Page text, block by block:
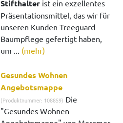
Stifthalter ist ein exzellentes
Präsentationsmittel, das wir für
unseren Kunden Treeguard
Baumpflege gefertigt haben,
um ... (mehr)
Gesundes Wohnen
Angebotsmappe
(Produktnummer: 108859) Die
"Gesundes Wohnen